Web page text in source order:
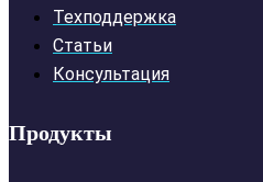
Техподдержка
Статьи
Консультация
Продукты